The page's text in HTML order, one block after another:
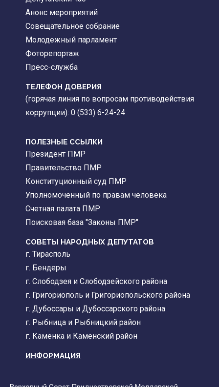
Анонс мероприятий
Совещательное собрание
Молодежный парламент
Фоторепортаж
Пресс-служба
ТЕЛЕФОН ДОВЕРИЯ
(горячая линия по вопросам противодействия
коррупции): 0 (533) 6-24-24
ПОЛЕЗНЫЕ ССЫЛКИ
Президент ПМР
Правительство ПМР
Конституционный суд ПМР
Уполномоченный по правам человека
Счетная палата ПМР
Поисковая база "Законы ПМР"
СОВЕТЫ НАРОДНЫХ ДЕПУТАТОВ
г. Тирасполь
г. Бендеры
г. Слободзея и Слободзейского района
г. Григориополь и Григориопольского района
г. Дубоссары и Дубоссарского района
г. Рыбница и Рыбницкий район
г. Каменка и Каменский район
ИНФОРМАЦИЯ